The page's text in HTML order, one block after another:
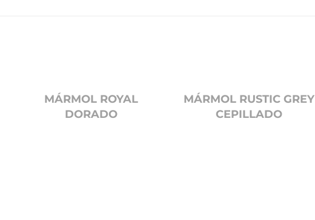
MÁRMOL ROYAL
DORADO
MÁRMOL RUSTIC GREY
CEPILLADO